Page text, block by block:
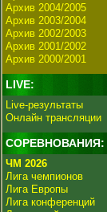
Архив 2004/2005
Архив 2003/2004
Архив 2002/2003
Архив 2001/2002
Архив 2000/2001
LIVE:
Live-результаты
Онлайн трансляции
СОРЕВНОВАНИЯ:
ЧМ 2026
Лига чемпионов
Лига Европы
Лига конференций